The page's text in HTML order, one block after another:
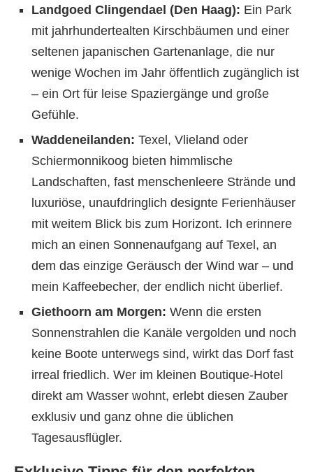
Landgoed Clingendael (Den Haag): Ein Park
mit jahrhundertealten Kirschbäumen und einer
seltenen japanischen Gartenanlage, die nur
wenige Wochen im Jahr öffentlich zugänglich ist
– ein Ort für leise Spaziergänge und große
Gefühle.
Waddeneilanden: Texel, Vlieland oder
Schiermonnikoog bieten himmlische
Landschaften, fast menschenleere Strände und
luxuriöse, unaufdringlich designte Ferienhäuser
mit weitem Blick bis zum Horizont. Ich erinnere
mich an einen Sonnenaufgang auf Texel, an
dem das einzige Geräusch der Wind war – und
mein Kaffeebecher, der endlich nicht überlief.
Giethoorn am Morgen: Wenn die ersten
Sonnenstrahlen die Kanäle vergolden und noch
keine Boote unterwegs sind, wirkt das Dorf fast
irreal friedlich. Wer im kleinen Boutique-Hotel
direkt am Wasser wohnt, erlebt diesen Zauber
exklusiv und ganz ohne die üblichen
Tagesausflügler.